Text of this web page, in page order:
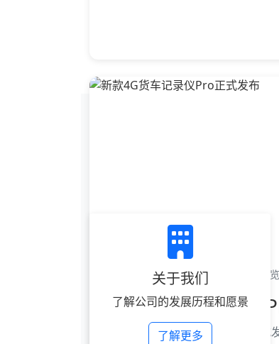
2024-11-28 1300 次浏览
新款4G货车记录仪
贝思特新款4G货车记录仪Pro正式
关于我们
了解公司的发展历程和愿景
了解更多